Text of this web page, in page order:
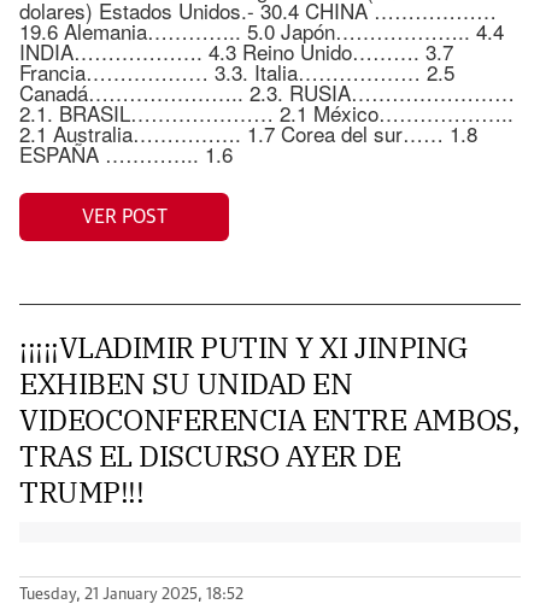
dolares) Estados Unidos.- 30.4 CHINA ………………
19.6 Alemania………….. 5.0 Japón……………….. 4.4
INDIA………………. 4.3 Reino Unido………. 3.7
Francia……………… 3.3. Italia……………… 2.5
Canadá………………….. 2.3. RUSIA……………………
2.1. BRASIL………………… 2.1 México………………..
2.1 Australia……………. 1.7 Corea del sur…… 1.8
ESPAÑA ………….. 1.6
VER POST
¡¡¡¡¡VLADIMIR PUTIN Y XI JINPING
EXHIBEN SU UNIDAD EN
VIDEOCONFERENCIA ENTRE AMBOS,
TRAS EL DISCURSO AYER DE
TRUMP!!!
Tuesday, 21 January 2025, 18:52